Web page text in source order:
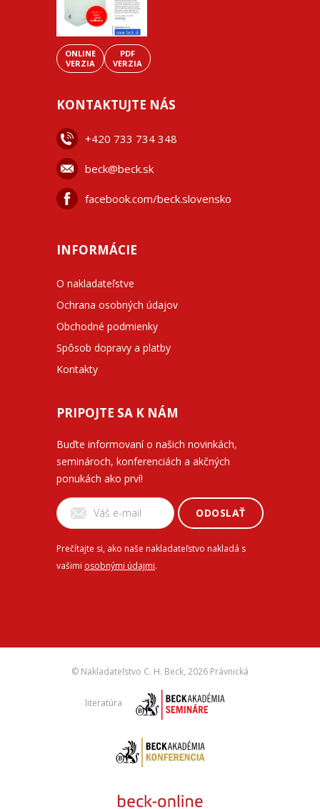
ONLINE
VERZIA
PDF
VERZIA
KONTAKTUJTE NÁS
+420 733 734 348
beck@beck.sk
facebook.com/beck.slovensko
INFORMÁCIE
O nakladateľstve
Ochrana osobných údajov
Obchodné podmienky
Spôsob dopravy a platby
Kontakty
PRIPOJTE SA K NÁM
Buďte informovaní o našich novinkách,
seminároch, konferenciách a akčných
ponukách ako prví!
ODOSLAŤ
Prečítajte si, ako naše nakladateľstvo nakladá s
vašimi osobnými údajmi.
© Nakladateľstvo C. H. Beck, 2026 Právnická
literatúra